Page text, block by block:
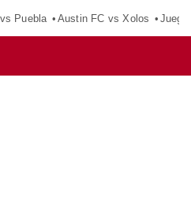
Puebla Austin FC vs Xolos